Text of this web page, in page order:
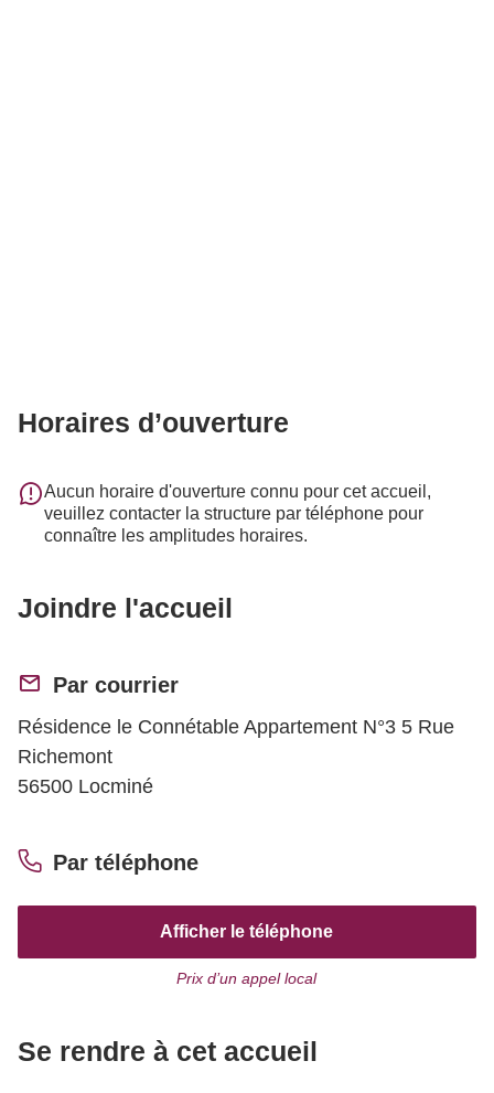
Horaires d’ouverture
Aucun horaire d'ouverture connu pour cet accueil,
veuillez contacter la structure par téléphone pour
connaître les amplitudes horaires.
Joindre l'accueil
Par courrier
Résidence le Connétable Appartement N°3 5 Rue
Richemont
56500 Locminé
Par téléphone
Afficher le téléphone
Prix d’un appel local
Se rendre à cet accueil